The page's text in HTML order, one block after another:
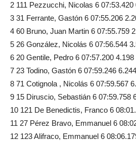
2 111 Pezzucchi, Nicolas 6 07:53.420
3 31 Ferrante, Gastón 6 07:55.206
4 60 Bruno, Juan Martin 6 07:55.759
5 26 González, Nicolás 6 07:56.544
6 20 Gentile, Pedro 6 07:57.200 4.198
7 23 Todino, Gastón 6 07:59.246 6.244
8 71 Cotignola , Nicolás 6 07:59.567
9 15 Diruscio, Sebastián 6 07:59.758
10 121 De Benedictis, Franco 6
11 27 Pérez Bravo, Emmanuel 6
12 123 Alifraco, Emmanuel 6